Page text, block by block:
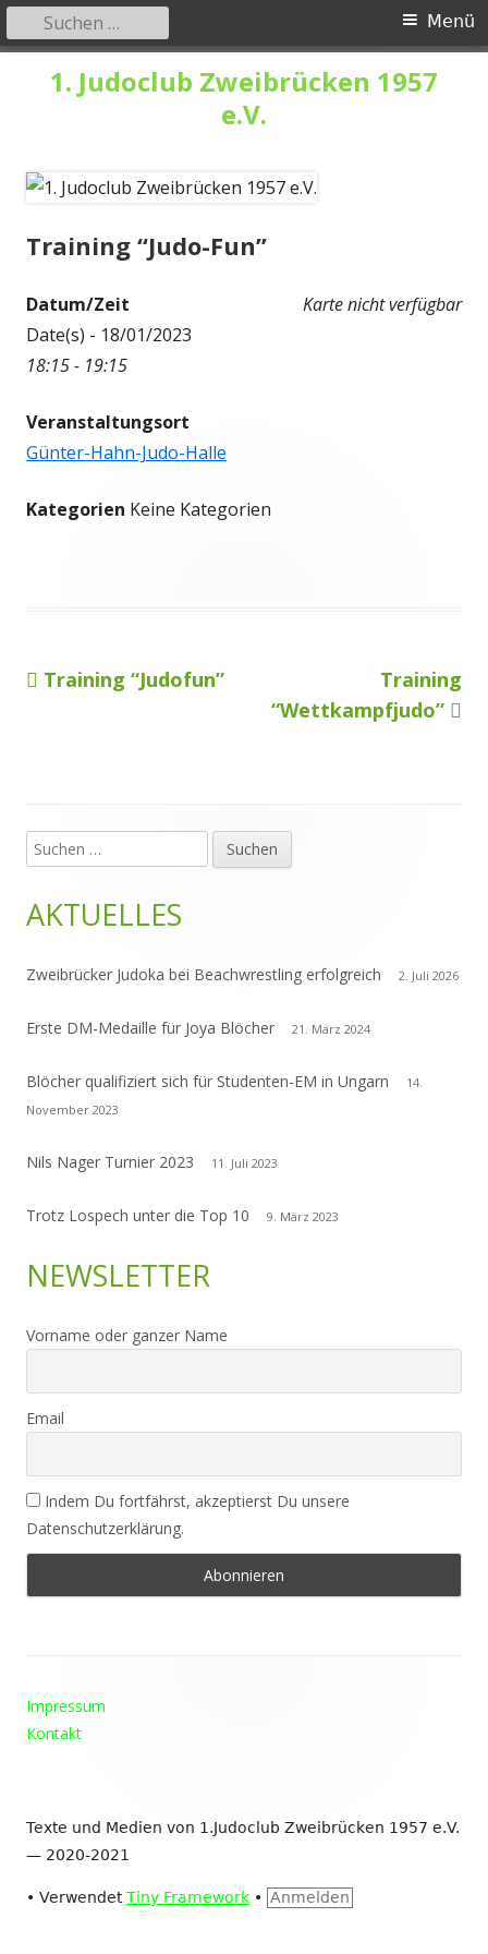
1. Judoclub Zweibrücken 1957
e.V.
Primäres
Menü
Menü
Suchen
nach:
Training “Judo-Fun”
Karte nicht verfügbar
Datum/Zeit
Date(s) - 18/01/2023
18:15 - 19:15
Veranstaltungsort
Günter-Hahn-Judo-Halle
Kategorien Keine Kategorien
Beitragsnavigation
Vorheriger
Training “Judofun”
Nächster
Beitrag
Training
“Wettkampfjudo”
Haupt-
Seitenleiste
Suchen
nach:
AKTUELLES
Zweibrücker Judoka bei Beachwrestling erfolgreich 2. Juli 2026
Erste DM-Medaille für Joya Blöcher 21. März 2024
Blöcher qualifiziert sich für Studenten-EM in Ungarn
14.
November 2023
Nils Nager Turnier 2023 11. Juli 2023
Trotz Lospech unter die Top 10 9. März 2023
NEWSLETTER
Vorname oder ganzer Name
Email
Indem Du fortfährst, akzeptierst Du unsere
Datenschutzerklärung.
Inhalt
Impressum
Kontakt
Texte und Medien von 1.Judoclub Zweibrücken 1957 e.V.
— 2020-2021
• VerwendetTiny Framework • Anmelden